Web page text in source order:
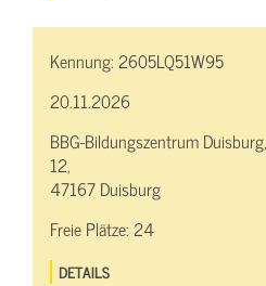
Kennung:2605LQ51W95
20.11.2026
BBG-Bildungszentrum
12,
47167 Duisburg
Freie Plätze:24
DETAILS